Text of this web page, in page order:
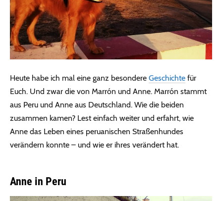
Heute habe ich mal eine ganz besondere Geschichte für
Euch. Und zwar die von Marrón und Anne. Marrón stammt
aus Peru und Anne aus Deutschland. Wie die beiden
zusammen kamen? Lest einfach weiter und erfahrt, wie
Anne das Leben eines peruanischen Straßenhundes
verändern konnte – und wie er ihres verändert hat.
Anne in Peru